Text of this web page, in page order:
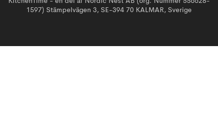
1597) Stämpelvägen 3, SE-394 70 KALMAR, Sverige